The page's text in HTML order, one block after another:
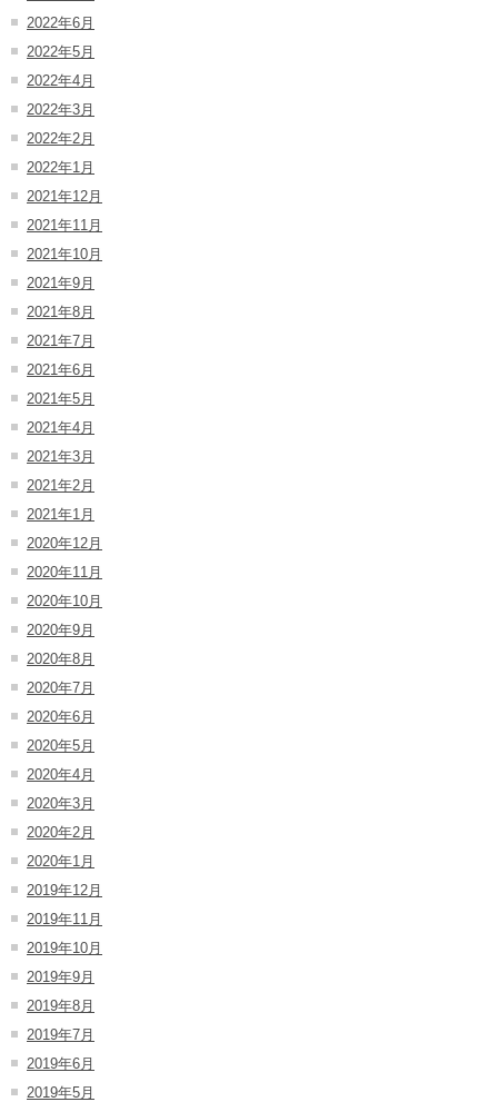
2022年6月
2022年5月
2022年4月
2022年3月
2022年2月
2022年1月
2021年12月
2021年11月
2021年10月
2021年9月
2021年8月
2021年7月
2021年6月
2021年5月
2021年4月
2021年3月
2021年2月
2021年1月
2020年12月
2020年11月
2020年10月
2020年9月
2020年8月
2020年7月
2020年6月
2020年5月
2020年4月
2020年3月
2020年2月
2020年1月
2019年12月
2019年11月
2019年10月
2019年9月
2019年8月
2019年7月
2019年6月
2019年5月